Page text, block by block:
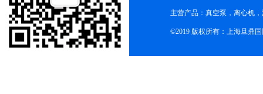
主营产品：真空泵，离心机
©2019 版权所有：上海旦鼎